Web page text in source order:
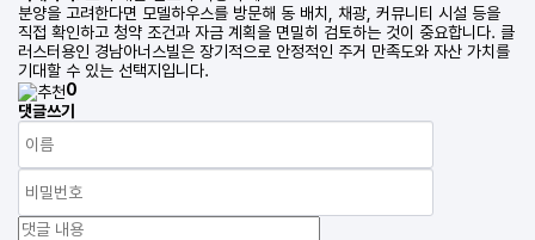
분양을 고려한다면 모델하우스를 방문해 동 배치, 채광, 커뮤니티 시설 등을
직접 확인하고 청약 조건과 자금 계획을 면밀히 검토하는 것이 중요합니다. 클
러스터용인 경남아너스빌은 장기적으로 안정적인 주거 만족도와 자산 가치를
기대할 수 있는 선택지입니다.
0
댓글쓰기